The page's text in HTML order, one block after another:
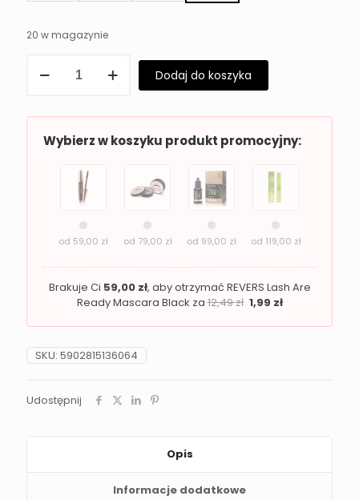
20 w magazynie
Transparentny
stylizacji
brwi
REVERS
Dodaj do koszyka
Wybierz w koszyku produkt promocyjny:
od 59,00 zł od 79,00 zł od 99,00 zł od 119,00 zł
Brakuje Ci 59,00 zł, aby otrzymać REVERS Lash Are
Ready Mascara Black za12,49zł 1,99 zł
SKU: 5902815136064
Udostępnij
Opis
Informacje dodatkowe